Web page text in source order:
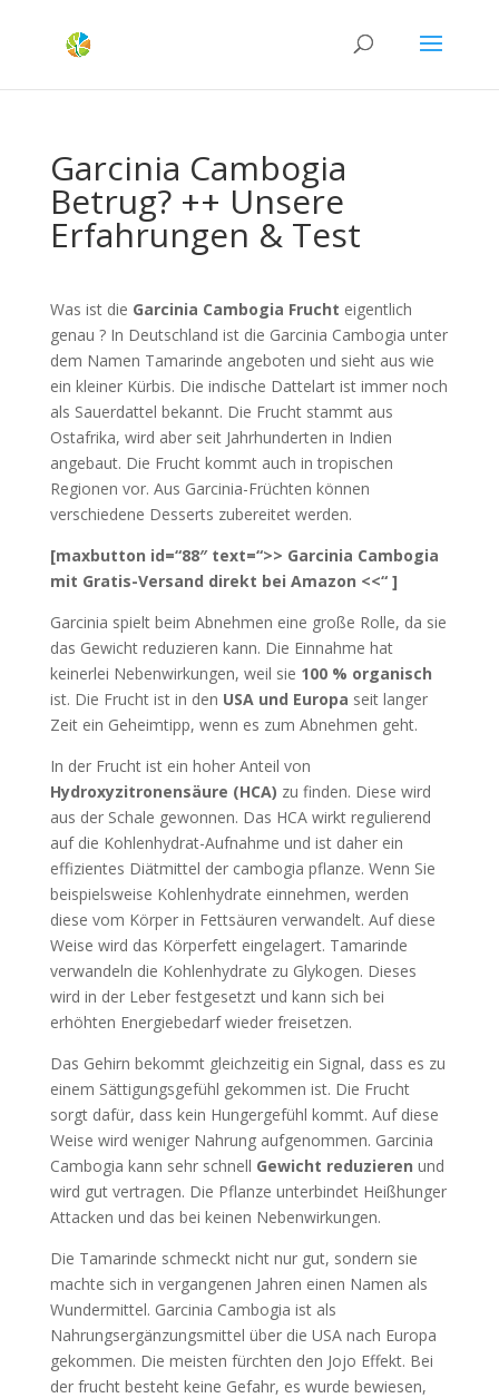
Garcinia Cambogia
Betrug? ++ Unsere
Erfahrungen & Test
Was ist die Garcinia Cambogia Frucht eigentlich
genau ? In Deutschland ist die Garcinia Cambogia unter
dem Namen Tamarinde angeboten und sieht aus wie
ein kleiner Kürbis. Die indische Dattelart ist immer noch
als Sauerdattel bekannt. Die Frucht stammt aus
Ostafrika, wird aber seit Jahrhunderten in Indien
angebaut. Die Frucht kommt auch in tropischen
Regionen vor. Aus Garcinia-Früchten können
verschiedene Desserts zubereitet werden.
[maxbutton id=“88″ text=“>> Garcinia Cambogia
mit Gratis-Versand direkt bei Amazon <<“ ]
Garcinia spielt beim Abnehmen eine große Rolle, da sie
das Gewicht reduzieren kann. Die Einnahme hat
keinerlei Nebenwirkungen, weil sie 100 % organisch
ist. Die Frucht ist in den USA und Europa seit langer
Zeit ein Geheimtipp, wenn es zum Abnehmen geht.
In der Frucht ist ein hoher Anteil von
Hydroxyzitronensäure (HCA) zu finden. Diese wird
aus der Schale gewonnen. Das HCA wirkt regulierend
auf die Kohlenhydrat-Aufnahme und ist daher ein
effizientes Diätmittel der cambogia pflanze. Wenn Sie
beispielsweise Kohlenhydrate einnehmen, werden
diese vom Körper in Fettsäuren verwandelt. Auf diese
Weise wird das Körperfett eingelagert. Tamarinde
verwandeln die Kohlenhydrate zu Glykogen. Dieses
wird in der Leber festgesetzt und kann sich bei
erhöhten Energiebedarf wieder freisetzen.
Das Gehirn bekommt gleichzeitig ein Signal, dass es zu
einem Sättigungsgefühl gekommen ist. Die Frucht
sorgt dafür, dass kein Hungergefühl kommt. Auf diese
Weise wird weniger Nahrung aufgenommen. Garcinia
Cambogia kann sehr schnell Gewicht reduzieren und
wird gut vertragen. Die Pflanze unterbindet Heißhunger
Attacken und das bei keinen Nebenwirkungen.
Die Tamarinde schmeckt nicht nur gut, sondern sie
machte sich in vergangenen Jahren einen Namen als
Wundermittel. Garcinia Cambogia ist als
Nahrungsergänzungsmittel über die USA nach Europa
gekommen. Die meisten fürchten den Jojo Effekt. Bei
der frucht besteht keine Gefahr, es wurde bewiesen,